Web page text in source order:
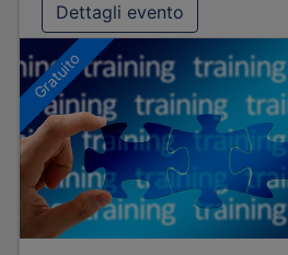
Dettagli evento
Gratuito